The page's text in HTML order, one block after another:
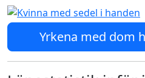
Yrkena med dom